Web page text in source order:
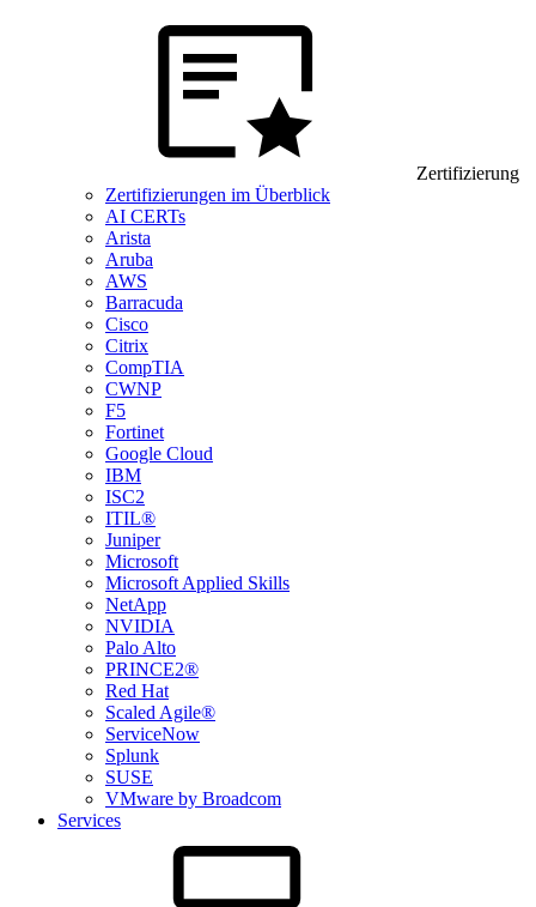
Zertifizierung
Zertifizierungen im Überblick
AI CERTs
Arista
Aruba
AWS
Barracuda
Cisco
Citrix
CompTIA
CWNP
F5
Fortinet
Google Cloud
IBM
ISC2
ITIL®
Juniper
Microsoft
Microsoft Applied Skills
NetApp
NVIDIA
Palo Alto
PRINCE2®
Red Hat
Scaled Agile®
ServiceNow
Splunk
SUSE
VMware by Broadcom
Services